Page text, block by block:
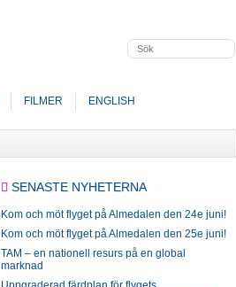
FILMER ENGLISH
SENASTE NYHETERNA
Kom och möt flyget på Almedalen den 24e juni!
Kom och möt flyget på Almedalen den 25e juni!
TAM – en nationell resurs på en global
marknad